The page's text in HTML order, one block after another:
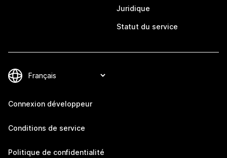
Juridique
Statut du service
Connexion développeur
Conditions de service
Politique de confidentialité